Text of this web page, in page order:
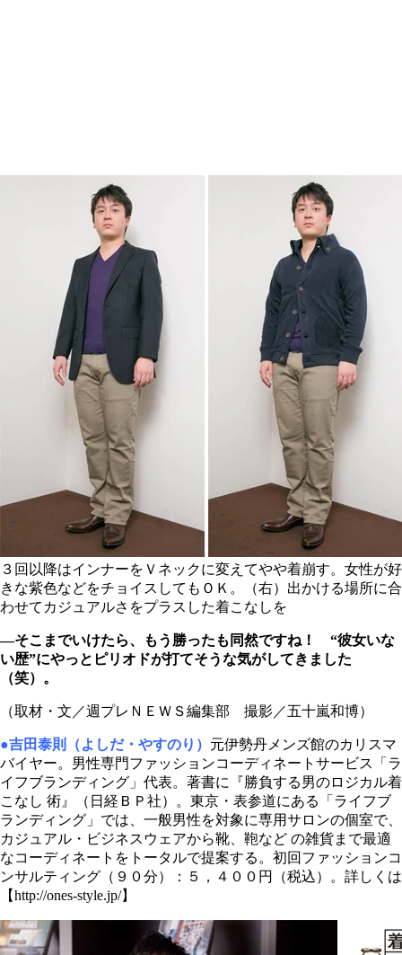
３回以降はインナーをＶネックに変えてやや着崩す。女性が好
きな紫色などをチョイスしてもＯＫ。（右）出かける場所に合
わせてカジュアルさをプラスした着こなしを
―そこまでいけたら、もう勝ったも同然ですね！ “彼女いな
い歴”にやっとピリオドが打てそうな気がしてきました
（笑）。
（取材・文／週プレＮＥＷＳ編集部 撮影／五十嵐和博）
●吉田泰則（よしだ・やすのり） 元伊勢丹メンズ館のカリスマ
バイヤー。男性専門ファッションコーディネートサービス「ラ
イフブランディング」代表。著書に『勝負する男のロジカル着
こなし 術』（日経ＢＰ社）。東京・表参道にある「ライフブ
ランディング」では、一般男性を対象に専用サロンの個室で、
カジュアル・ビジネスウェアから靴、鞄など の雑貨まで最適
なコーディネートをトータルで提案する。初回ファッションコ
ンサルティング（９０分）：５，４００円（税込）。詳しくは
【http://ones-style.jp/】